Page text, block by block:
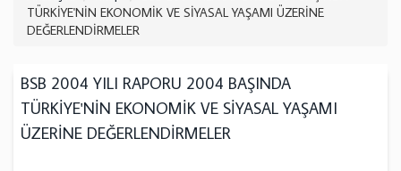
site
TÜRKİYE'NİN EKONOMİK VE SİYASAL YAŞAMI ÜZERİNE
DEĞERLENDİRMELER
BSB 2004 YILI RAPORU 2004 BAŞINDA
TÜRKİYE'NİN EKONOMİK VE SİYASAL YAŞAMI
ÜZERİNE DEĞERLENDİRMELER